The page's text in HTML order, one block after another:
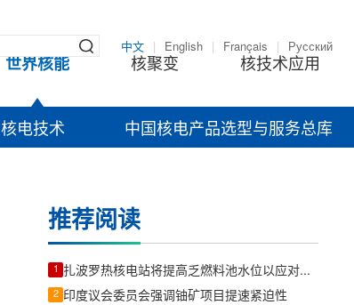
中文 English Français Русский
世界核能 核聚变 核技术应用
核电技术 中国核电产品选型与服务总库
推荐阅读
1 扎波罗热核电站将提高乏燃料池水位以应对断电风险
2 印度议会委员会强调铀矿项目提速紧迫性